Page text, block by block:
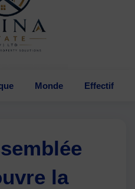
Monde Effectif
la